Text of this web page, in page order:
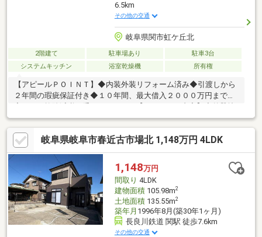
6.5km
その他の交通
岐阜県関市虹ケ丘北
2階建て 駐車場あり
駐車3台
システムキッチン
浴室乾燥機 所有権
【アピールＰＯＩＮＴ】◆内装外装リフォーム済み◆引渡しから
２年間の瑕疵保証付き◆１０年間、最大借入２０００万円まで住
装、屋根塗装済（一部）◇キッチン・洗面化粧台・トイレ交換◇
浴室 前所有者にて令和２年２月に交換◇クロスの張り替え◇床
の張り替え◇白蟻の防蟻処理（５年間の保証付き）◇エアコン設
置◇照明器具の設置（一部）◇ドアホン設
置 弊社は中古住宅を直接買取り、リフォー
ムをして販売を行っております。自社規格に沿ったリフォームと
チェックにより、ご購入後も安心していただけます。お気軽にお
問い
岐阜県岐阜市春近古市場北 1,148万円 4LDK
1,148万円
間取り 4LDK
建物面積105.98m2
土地面積135.55m2
築年月 1996年8月(築30年1ヶ月)
長良川鉄道 関駅 徒歩7.6km
その他の交通